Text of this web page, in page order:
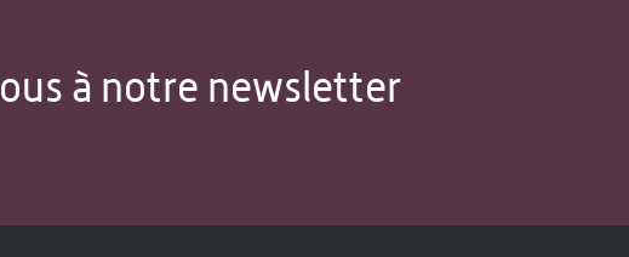
à notre newsletter